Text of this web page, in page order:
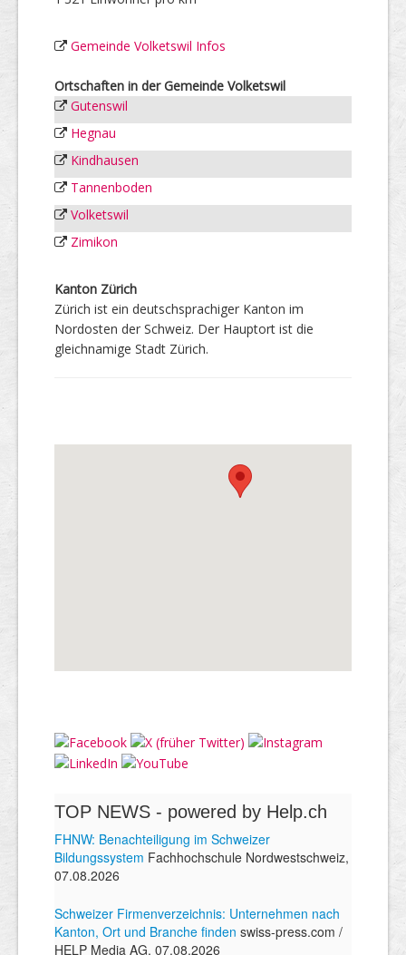
Gemeinde Volketswil Infos
Ortschaften in der Gemeinde Volketswil
Gutenswil
Hegnau
Kindhausen
Tannenboden
Volketswil
Zimikon
Kanton Zürich
Zürich ist ein deutschsprachiger Kanton im
Nordosten der Schweiz. Der Hauptort ist die
gleichnamige Stadt Zürich.